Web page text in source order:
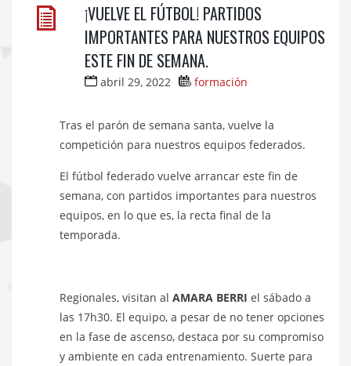
¡VUELVE EL FÚTBOL! PARTIDOS
IMPORTANTES PARA NUESTROS EQUIPOS
ESTE FIN DE SEMANA.
abril 29, 2022 formación
Tras el parón de semana santa, vuelve la
competición para nuestros equipos federados.
El fútbol federado vuelve arrancar este fin de
semana, con partidos importantes para nuestros
equipos, en lo que es, la recta final de la
temporada.
Regionales, visitan al AMARA BERRI el sábado a
las 17h30. El equipo, a pesar de no tener opciones
en la fase de ascenso, destaca por su compromiso
y ambiente en cada entrenamiento. Suerte para